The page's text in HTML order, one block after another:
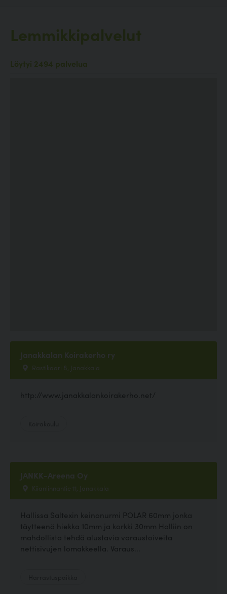
Lemmikkipalvelut
Löytyi 2494 palvelua
Janakkalan Koirakerho ry
Rastikaari 8, Janakkala
http://www.janakkalankoirakerho.net/
JANKK-Areena Oy
Kiianlinnantie 11, Janakkala
Hallissa Saltexin keinonurmi POLAR 60mm jonka
täytteenä hiekka 10mm ja korkki 30mm Halliin on
mahdollista tehdä alustavia varaustoiveita
nettisivujen lomakkeella. Varaus...